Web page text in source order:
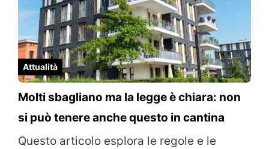
Attualità
Molti sbagliano ma la legge è chiara: non
si può tenere anche questo in cantina
Questo articolo esplora le regole e le